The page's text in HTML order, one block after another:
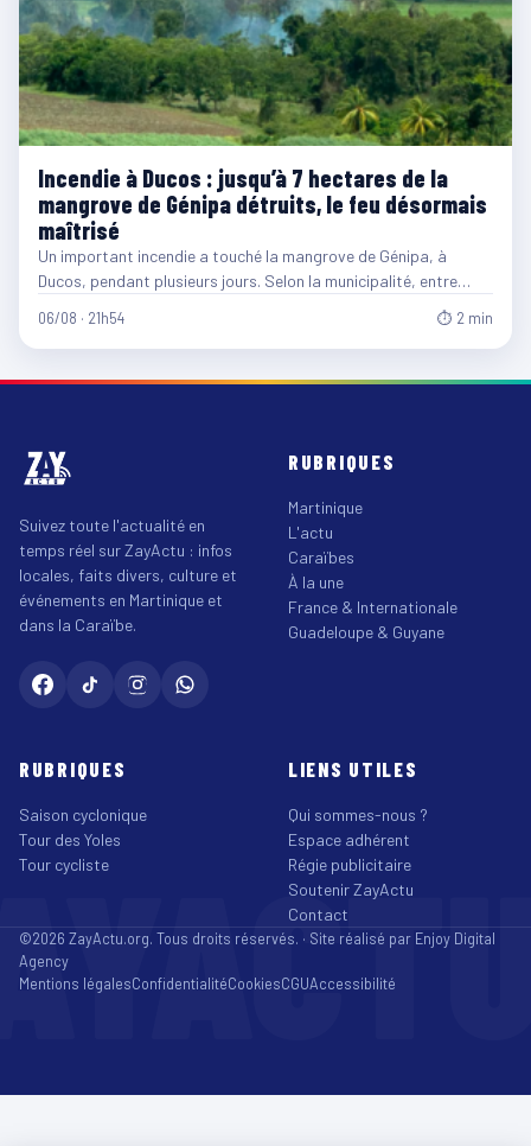
Incendie à Ducos : jusqu’à 7 hectares de la
mangrove de Génipa détruits, le feu désormais
maîtrisé
Un important incendie a touché la mangrove de Génipa, à
Ducos, pendant plusieurs jours. Selon la municipalité, entre…
06/08 · 21h54 ⏱ 2 min
Suivez toute l'actualité en
temps réel sur ZayActu : infos
locales, faits divers, culture et
événements en Martinique et
dans la Caraïbe.
RUBRIQUES
Martinique
L'actu
Caraïbes
À la une
France & Internationale
Guadeloupe & Guyane
RUBRIQUES
Saison cyclonique
Tour des Yoles
Tour cycliste
LIENS UTILES
Qui sommes-nous ?
Espace adhérent
Régie publicitaire
Soutenir ZayActu
Contact
©2026 ZayActu.org. Tous droits réservés. · Site réalisé par Enjoy Digital
Agency
Mentions légalesConfidentialitéCookiesCGUAccessibilité